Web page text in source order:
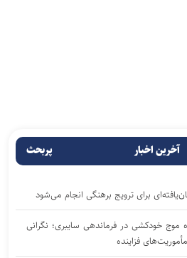
آخرین اخبار پربحث
برای ترویج برهنگی انجام می‌شود
موج خودکشی در فرماندهی سایبری؛ نگرانی
فزاینده